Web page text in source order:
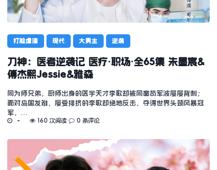
打脸虐渣 现代 大男主 逆袭
刀神：医者逆袭记 医疗·职场·全65集 朱墨宸&
傅杰熙Jessie&雅森
同为师兄弟，厨师出身的医学天才李歌却被同窗苟军波屡屡背刺；
面对岛国发难，屡受排挤的李歌却绝地反击，夺得世界头颈风暴冠
军，…
160 次阅读 0 条评论